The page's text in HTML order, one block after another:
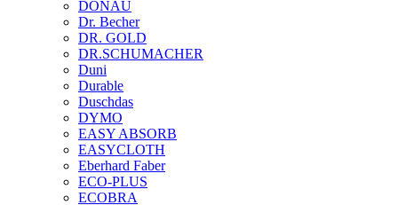
DONAU
Dr. Becher
DR. GOLD
DR.SCHUMACHER
Duni
Durable
Duschdas
DYMO
EASY ABSORB
EASYCLOTH
Eberhard Faber
ECO-PLUS
ECOBRA